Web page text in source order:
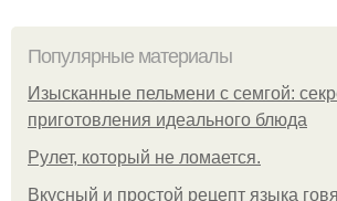
Популярные материалы
Изысканные пельмени с семгой:
приготовления идеального блюда
Рулет, который не ломается.
Вкусный и простой рецепт языка